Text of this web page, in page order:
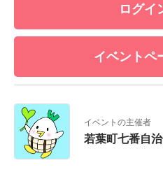
ログイ
イベントペ
イベントの主催者
若葉町七番自